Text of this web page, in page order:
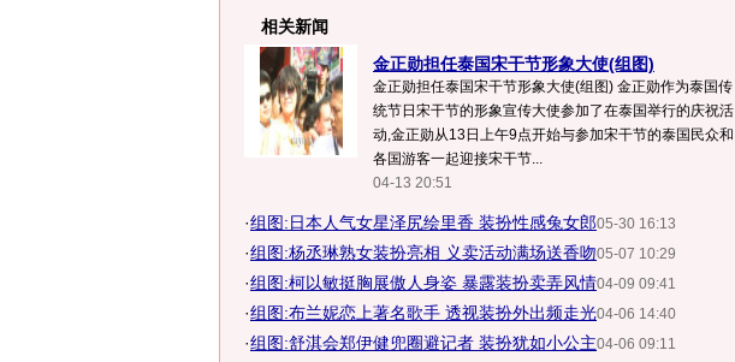
相关新闻
金正勋担任泰国宋干节形象大使(组图)
金正勋担任泰国宋干节形象大使(组图) 金正勋作为泰国传
统节日宋干节的形象宣传大使参加了在泰国举行的庆祝活
动,金正勋从13日上午9点开始与参加宋干节的泰国民众和
各国游客一起迎接宋干节...
04-13 20:51
·组图:日本人气女星泽尻绘里香 装扮性感兔女郎05-30 16:13
·组图:杨丞琳熟女装扮亮相 义卖活动满场送香吻05-07 10:29
·组图:柯以敏挺胸展傲人身姿 暴露装扮卖弄风情04-09 09:41
·组图:布兰妮恋上著名歌手 透视装扮外出频走光04-06 14:40
·组图:舒淇会郑伊健兜圈避记者 装扮犹如小公主04-06 09:11